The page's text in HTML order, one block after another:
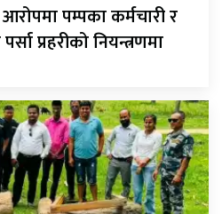
पम्पका कर्मचारी र
प्रहरीको नियन्त्रणमा